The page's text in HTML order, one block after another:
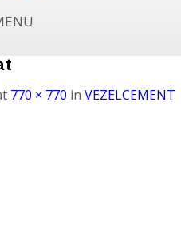
770 × 770 in VEZELCEMENT